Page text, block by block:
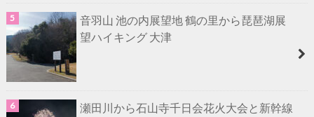
音羽山 池の内展望地 鶴の里から琵琶湖展
望ハイキング 大津
瀬田川から石山寺千日会花火大会と新幹線